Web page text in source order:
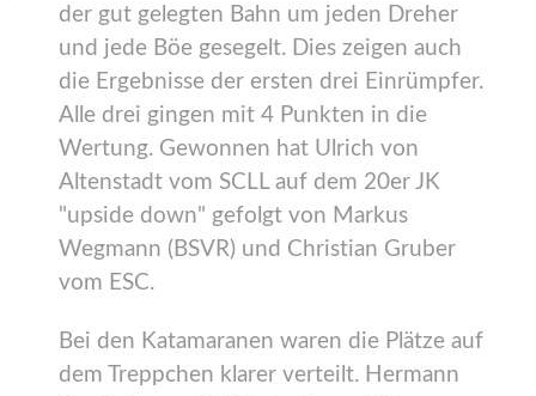
der gut gelegten Bahn um jeden Dreher
und jede Böe gesegelt. Dies zeigen auch
die Ergebnisse der ersten drei Einrümpfer.
Alle drei gingen mit 4 Punkten in die
Wertung. Gewonnen hat Ulrich von
Altenstadt vom SCLL auf dem 20er JK
"upside down" gefolgt von Markus
Wegmann (BSVR) und Christian Gruber
vom ESC.
Bei den Katamaranen waren die Plätze auf
dem Treppchen klarer verteilt. Hermann